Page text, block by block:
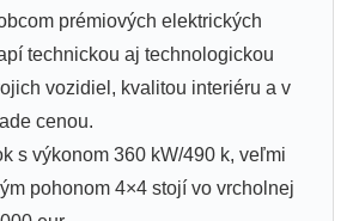
prémiových elektrických
technickou aj technologickou
vozidiel, kvalitou interiéru a v
cenou.
s výkonom 360 kW/490 k, veľmi
pohonom 4×4 stojí vo vrcholnej